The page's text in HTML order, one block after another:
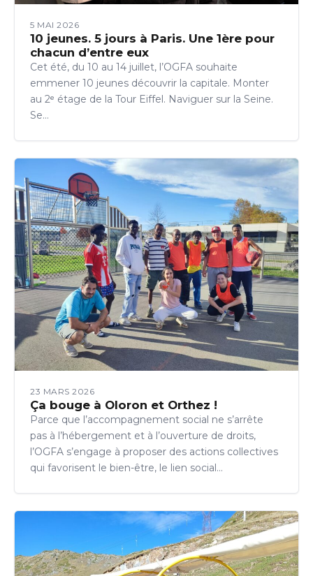
5 MAI 2026
10 jeunes. 5 jours à Paris. Une 1ère pour
chacun d’entre eux
Cet été, du 10 au 14 juillet, l’OGFA souhaite
emmener 10 jeunes découvrir la capitale. Monter
au 2ᵉ étage de la Tour Eiffel. Naviguer sur la Seine.
Se…
23 MARS 2026
Ça bouge à Oloron et Orthez !
Parce que l’accompagnement social ne s’arrête
pas à l’hébergement et à l’ouverture de droits,
l’OGFA s’engage à proposer des actions collectives
qui favorisent le bien-être, le lien social…